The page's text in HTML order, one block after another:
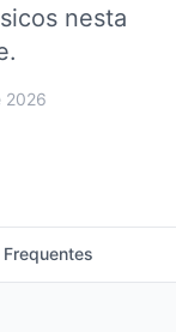
nesta
2026